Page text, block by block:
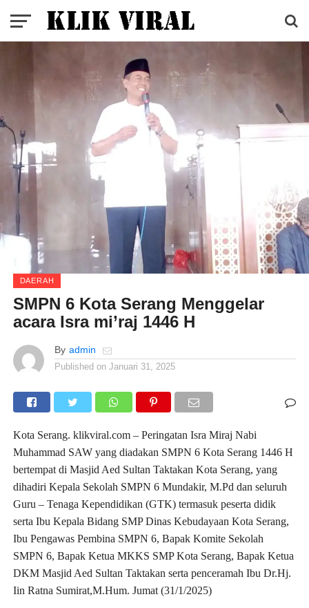
DAERAH
SMPN 6 Kota Serang Menggelar
acara Isra mi’raj 1446 H
By admin
Published on Januari 31, 2025
Kota Serang. klikviral.com – Peringatan Isra Miraj Nabi
Muhammad SAW yang diadakan SMPN 6 Kota Serang 1446 H
bertempat di Masjid Aed Sultan Taktakan Kota Serang, yang
dihadiri Kepala Sekolah SMPN 6 Mundakir, M.Pd dan seluruh
Guru – Tenaga Kependidikan (GTK) termasuk peserta didik
serta Ibu Kepala Bidang SMP Dinas Kebudayaan Kota Serang,
Ibu Pengawas Pembina SMPN 6, Bapak Komite Sekolah
SMPN 6, Bapak Ketua MKKS SMP Kota Serang, Bapak Ketua
DKM Masjid Aed Sultan Taktakan serta penceramah Ibu Dr.Hj.
Iin Ratna Sumirat,M.Hum. Jumat (31/1/2025)